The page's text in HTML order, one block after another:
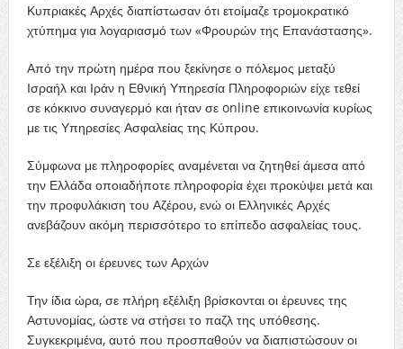
Κυπριακές Αρχές διαπίστωσαν ότι ετοίμαζε τρομοκρατικό
χτύπημα για λογαριασμό των «Φρουρών της Επανάστασης».
Από την πρώτη ημέρα που ξεκίνησε ο πόλεμος μεταξύ
Ισραήλ και Ιράν η Εθνική Υπηρεσία Πληροφοριών είχε τεθεί
σε κόκκινο συναγερμό και ήταν σε online επικοινωνία κυρίως
με τις Υπηρεσίες Ασφαλείας της Κύπρου.
Σύμφωνα με πληροφορίες αναμένεται να ζητηθεί άμεσα από
την Ελλάδα οποιαδήποτε πληροφορία έχει προκύψει μετά και
την προφυλάκιση του Αζέρου, ενώ οι Ελληνικές Αρχές
ανεβάζουν ακόμη περισσότερο το επίπεδο ασφαλείας τους.
Σε εξέλιξη οι έρευνες των Αρχών
Την ίδια ώρα, σε πλήρη εξέλιξη βρίσκονται οι έρευνες της
Αστυνομίας, ώστε να στήσει το παζλ της υπόθεσης.
Συγκεκριμένα, αυτό που προσπαθούν να διαπιστώσουν οι